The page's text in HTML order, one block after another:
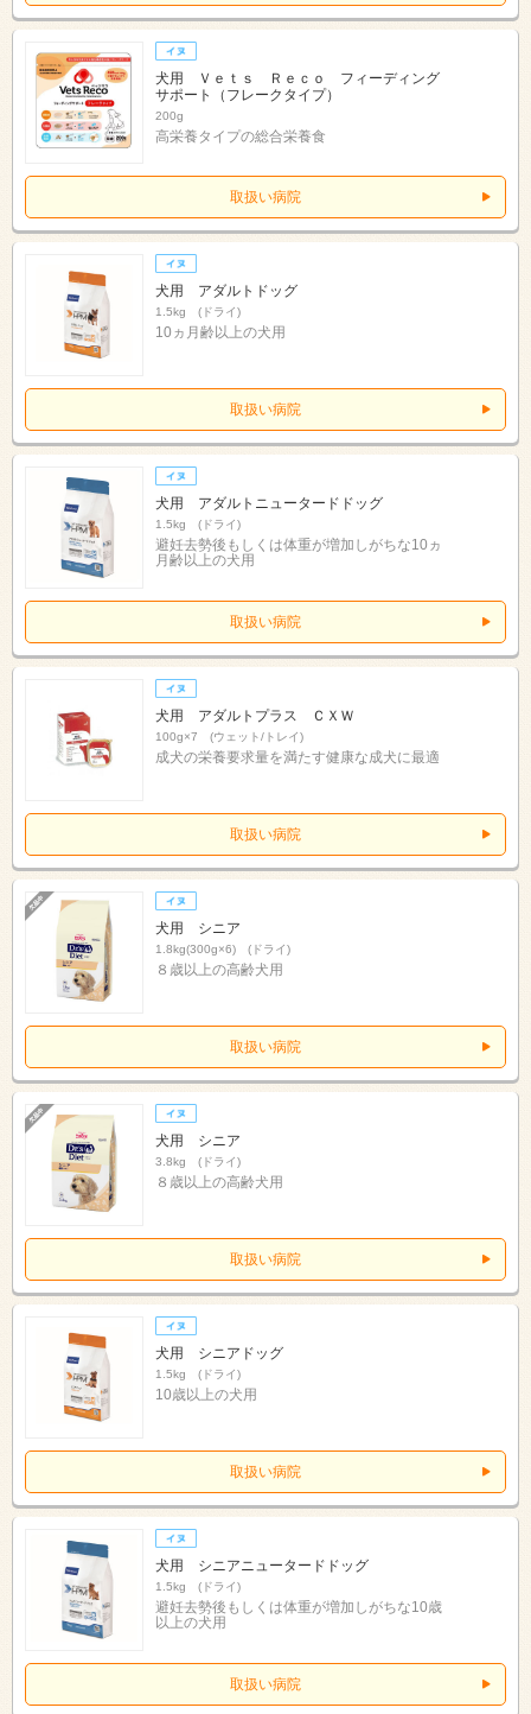
犬用 Ｖｅｔｓ Ｒｅｃｏ フィーディング
サポート（フレークタイプ）
200g
高栄養タイプの総合栄養食
取扱い病院
犬用 アダルトドッグ
1.5kg (ドライ)
10ヵ月齢以上の犬用
取扱い病院
犬用 アダルトニュータードドッグ
1.5kg (ドライ)
避妊去勢後もしくは体重が増加しがちな10ヵ
月齢以上の犬用
取扱い病院
犬用 アダルトプラス ＣＸＷ
100g×7 (ウェット/トレイ)
成犬の栄養要求量を満たす健康な成犬に最適
取扱い病院
犬用 シニア
1.8kg(300g×6) (ドライ)
８歳以上の高齢犬用
取扱い病院
犬用 シニア
3.8kg (ドライ)
８歳以上の高齢犬用
取扱い病院
犬用 シニアドッグ
1.5kg (ドライ)
10歳以上の犬用
取扱い病院
犬用 シニアニュータードドッグ
1.5kg (ドライ)
避妊去勢後もしくは体重が増加しがちな10歳
以上の犬用
取扱い病院